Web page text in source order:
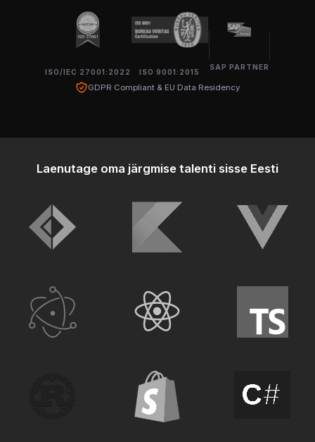
ISO/IEC 27001:2022 ISO 9001:2015
SAP PARTNER
GDPR Compliant & EU Data Residency
Laenutage oma järgmise talenti sisse Eesti